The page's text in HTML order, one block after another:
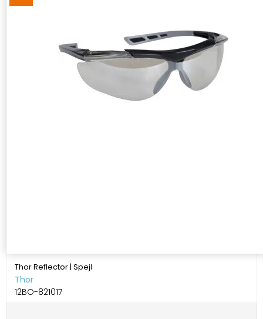
Thor Reflector | Spejl
Thor
12BO-821017